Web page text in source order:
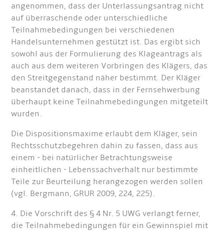
angenommen, dass der Unterlassungsantrag nicht
auf überraschende oder unterschiedliche
Teilnahmebedingungen bei verschiedenen
Handelsunternehmen gestützt ist. Das ergibt sich
sowohl aus der Formulierung des Klageantrags als
auch aus dem weiteren Vorbringen des Klägers, das
den Streitgegenstand näher bestimmt. Der Kläger
beanstandet danach, dass in der Fernsehwerbung
überhaupt keine Teilnahmebedingungen mitgeteilt
wurden.
Die Dispositionsmaxime erlaubt dem Kläger, sein
Rechtsschutzbegehren dahin zu fassen, dass aus
einem - bei natürlicher Betrachtungsweise
einheitlichen - Lebenssachverhalt nur bestimmte
Teile zur Beurteilung herangezogen werden sollen
(vgl. Bergmann, GRUR 2009, 224, 225).
4. Die Vorschrift des § 4 Nr. 5 UWG verlangt ferner,
die Teilnahmebedingungen für ein Gewinnspiel mit